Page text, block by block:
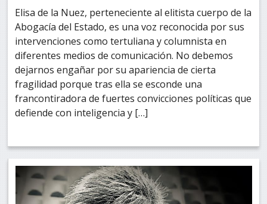
Elisa de la Nuez, perteneciente al elitista cuerpo de la
Abogacía del Estado, es una voz reconocida por sus
intervenciones como tertuliana y columnista en
diferentes medios de comunicación. No debemos
dejarnos engañar por su apariencia de cierta
fragilidad porque tras ella se esconde una
francontiradora de fuertes convicciones políticas que
defiende con inteligencia y […]